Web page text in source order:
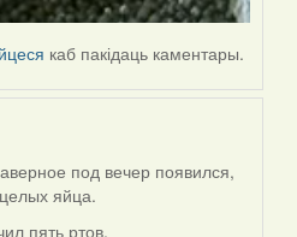
каб пакідаць каментары.
под вечер появился,
яйца.
пять ртов.